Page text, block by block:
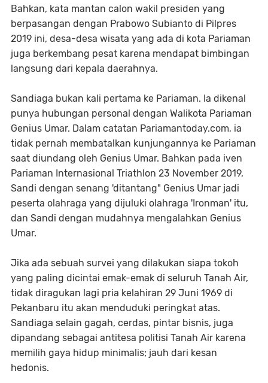
Bahkan, kata mantan calon wakil presiden yang
berpasangan dengan Prabowo Subianto di Pilpres
2019 ini, desa-desa wisata yang ada di kota Pariaman
juga berkembang pesat karena mendapat bimbingan
langsung dari kepala daerahnya.
Sandiaga bukan kali pertama ke Pariaman. Ia dikenal
punya hubungan personal dengan Walikota Pariaman
Genius Umar. Dalam catatan Pariamantoday.com, ia
tidak pernah membatalkan kunjungannya ke Pariaman
saat diundang oleh Genius Umar. Bahkan pada iven
Pariaman Internasional Triathlon 23 November 2019,
Sandi dengan senang 'ditantang" Genius Umar jadi
peserta olahraga yang dijuluki olahraga 'Ironman' itu,
dan Sandi dengan mudahnya mengalahkan Genius
Umar.
Jika ada sebuah survei yang dilakukan siapa tokoh
yang paling dicintai emak-emak di seluruh Tanah Air,
tidak diragukan lagi pria kelahiran 29 Juni 1969 di
Pekanbaru itu akan menduduki peringkat atas.
Sandiaga selain gagah, cerdas, pintar bisnis, juga
dipandang sebagai antitesa politisi Tanah Air karena
memilih gaya hidup minimalis; jauh dari kesan
hedonis.